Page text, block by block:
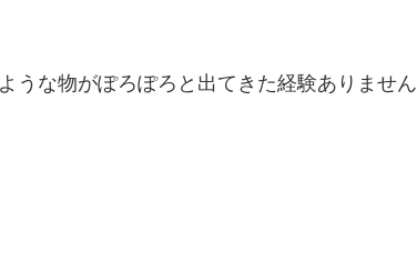
うな物がぽろぽろと出てきた経験ありません